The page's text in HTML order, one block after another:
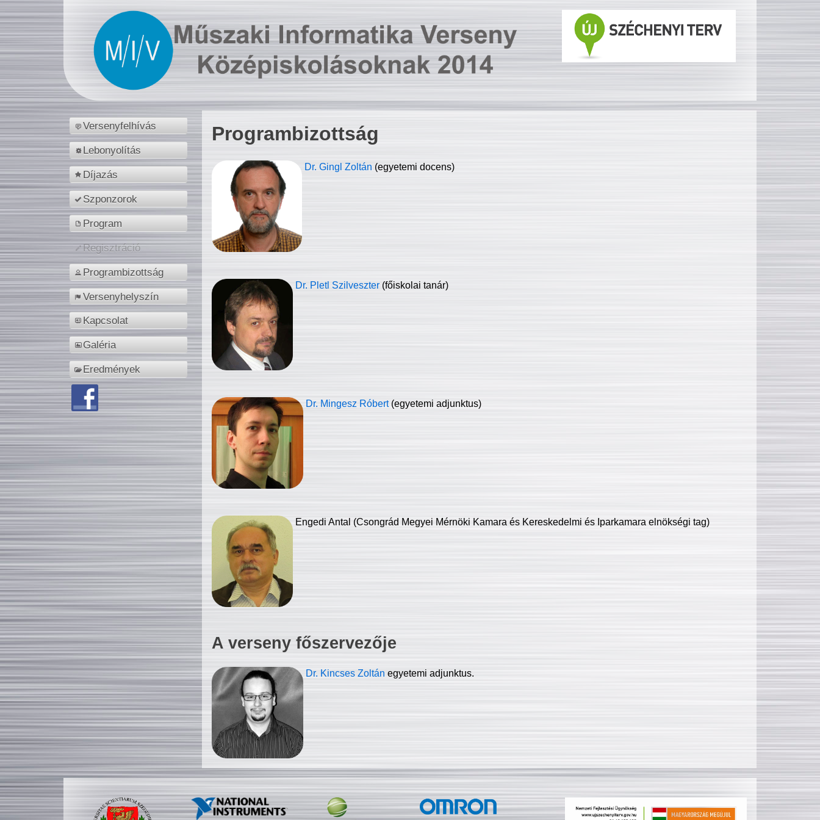
Versenyfelhívás
Lebonyolítás
Díjazás
Szponzorok
Program
Regisztráció
Programbizottság
Versenyhelyszín
Kapcsolat
Galéria
Eredmények
Programbizottság
Dr. Gingl Zoltán (egyetemi docens)
Dr. Pletl Szilveszter (főiskolai tanár)
Dr. Mingesz Róbert (egyetemi adjunktus)
Engedi Antal (Csongrád Megyei Mérnöki Kamara és Kereskedelmi és Iparkamara elnökségi tag)
A verseny főszervezője
Dr. Kincses Zoltán egyetemi adjunktus.